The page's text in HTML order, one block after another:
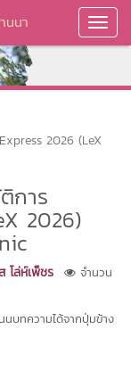
นนา
2026 (LeX
การ
2026)
โล่ห์เพ็ชร
จำนวน
นบทความได้จากปุ่มข้าง